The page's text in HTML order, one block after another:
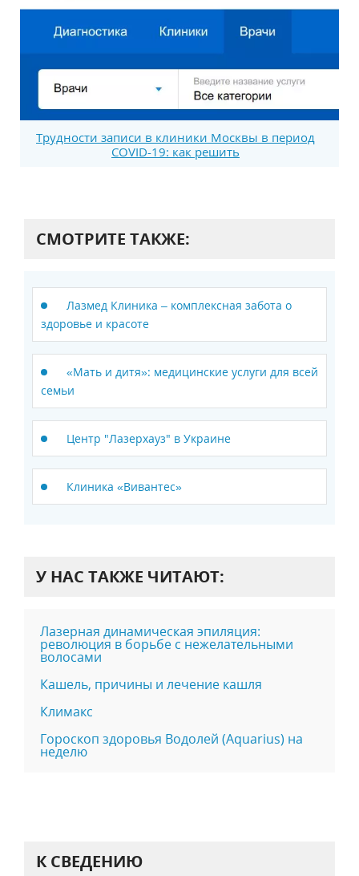
Трудности записи в клиники Москвы в период
COVID-19: как решить
СМОТРИТЕ ТАКЖЕ:
Лазмед Клиника – комплексная забота о
здоровье и красоте
«Мать и дитя»: медицинские услуги для всей
семьи
Центр "Лазерхауз" в Украине
Клиника «Вивантес»
У НАС ТАКЖЕ ЧИТАЮТ:
Лазерная динамическая эпиляция:
революция в борьбе с нежелательными
волосами
Кашель, причины и лечение кашля
Климакс
Гороскоп здоровья Водолей (Aquarius) на
неделю
К СВЕДЕНИЮ